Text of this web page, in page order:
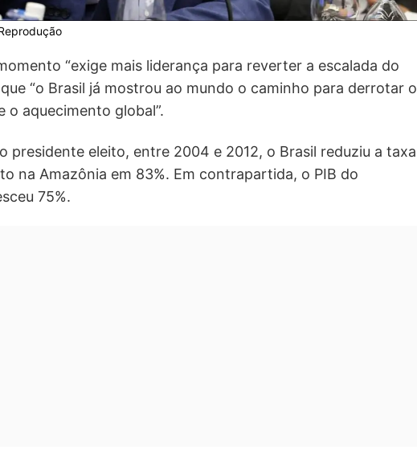
“exige mais liderança para reverter a escalada do
“o Brasil já mostrou ao mundo o caminho para derrotar o
o aquecimento global”.
presidente eleito, entre 2004 e 2012, o Brasil reduziu a taxa
na Amazônia em 83%. Em contrapartida, o PIB do
75%.